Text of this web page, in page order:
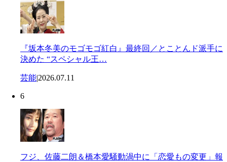
『坂本冬美のモゴモゴ紅白』最終回／とことんド派手に
決めた “スペシャル王…
芸能|2026.07.11
6
フジ、佐藤二朗＆橋本愛騒動渦中に「恋愛もの変更」報